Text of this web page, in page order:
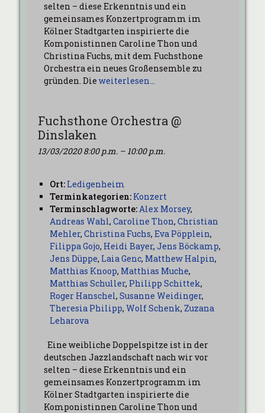
selten – diese Erkenntnis und ein
gemeinsames Konzertprogramm im
Kölner Stadtgarten inspirierte die
Komponistinnen Caroline Thon und
Christina Fuchs, mit dem Fuchsthone
Orchestra ein neues Großensemble zu
gründen. Die weiterlesen…
Fuchsthone Orchestra @
Dinslaken
13/03/2020 8:00 p.m. – 10:00 p.m.
Ort: Ledigenheim
Terminkategorien: Konzert
Terminschlagworte:Alex Morsey,
Andreas Wahl, Caroline Thon, Christian
Mehler, Christina Fuchs, Eva Pöpplein,
Filippa Gojo, Heidi Bayer, Jens Böckamp,
Jens Düppe, Laia Genc, Matthew Halpin,
Matthias Knoop, Matthias Muche,
Matthias Schuller, Philipp Schittek,
Roger Hanschel, Susanne Weidinger,
Theresia Philipp, Wolf Schenk, Zuzana
Leharova
Eine weibliche Doppelspitze ist in der
deutschen Jazzlandschaft nach wir vor
selten – diese Erkenntnis und ein
gemeinsames Konzertprogramm im
Kölner Stadtgarten inspirierte die
Komponistinnen Caroline Thon und